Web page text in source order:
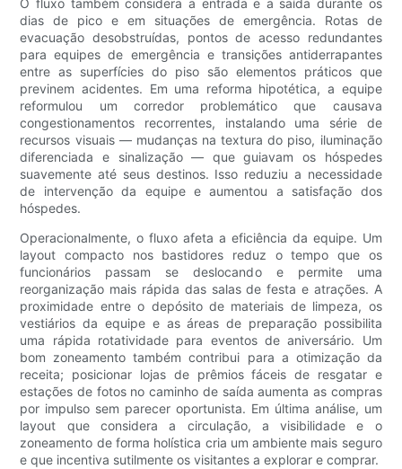
O fluxo também considera a entrada e a saída durante os
dias de pico e em situações de emergência. Rotas de
evacuação desobstruídas, pontos de acesso redundantes
para equipes de emergência e transições antiderrapantes
entre as superfícies do piso são elementos práticos que
previnem acidentes. Em uma reforma hipotética, a equipe
reformulou um corredor problemático que causava
congestionamentos recorrentes, instalando uma série de
recursos visuais — mudanças na textura do piso, iluminação
diferenciada e sinalização — que guiavam os hóspedes
suavemente até seus destinos. Isso reduziu a necessidade
de intervenção da equipe e aumentou a satisfação dos
hóspedes.
Operacionalmente, o fluxo afeta a eficiência da equipe. Um
layout compacto nos bastidores reduz o tempo que os
funcionários passam se deslocando e permite uma
reorganização mais rápida das salas de festa e atrações. A
proximidade entre o depósito de materiais de limpeza, os
vestiários da equipe e as áreas de preparação possibilita
uma rápida rotatividade para eventos de aniversário. Um
bom zoneamento também contribui para a otimização da
receita; posicionar lojas de prêmios fáceis de resgatar e
estações de fotos no caminho de saída aumenta as compras
por impulso sem parecer oportunista. Em última análise, um
layout que considera a circulação, a visibilidade e o
zoneamento de forma holística cria um ambiente mais seguro
e que incentiva sutilmente os visitantes a explorar e comprar.